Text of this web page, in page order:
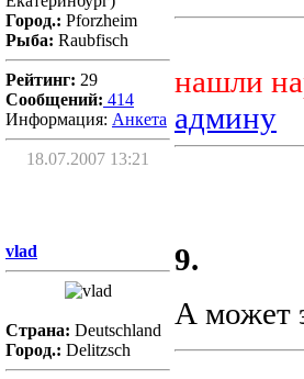
Город.: Pforzheim
Рыба: Raubfisch
Рейтинг: 29
Сообщений: 414
Информация: Aнкета
18.07.2007 13:21
нашли
админу
vlad
Страна: Deutschland
Город.: Delitzsch
9.
А может